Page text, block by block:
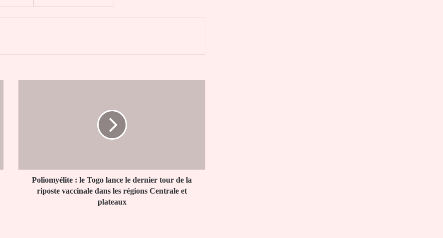
de
Poliomyélite : le Togo lance le dernier tour de la
riposte vaccinale dans les régions Centrale et
plateaux